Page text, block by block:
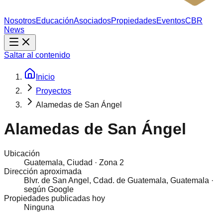
NosotrosEducaciónAsociadosPropiedadesEventosCBR
News
Saltar al contenido
Inicio
Proyectos
Alamedas de San Ángel
Alamedas de San Ángel
Ubicación
Guatemala, Ciudad · Zona 2
Dirección aproximada
Blvr. de San Angel, Cdad. de Guatemala, Guatemala ·
según Google
Propiedades publicadas hoy
Ninguna